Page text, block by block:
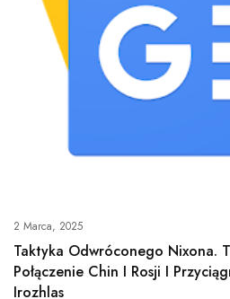
2 Marca, 2025
Taktyka Odwróconego Nixona.
Połączenie Chin I Rosji I
Irozhlas